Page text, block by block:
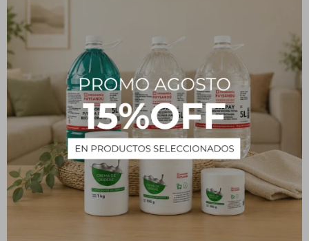
Es indicado específicamente para antes y después de la planchita
así como para proteger de agentes externos como viento, sol y
humedad.
Restaura la estructura natural del cabello. Revitaliza las puntas
quebradizas y florecidas. Resiste altas temperaturas, es ideal para
aplicar antes de usar planchita o secador.
PRODUCTOS QUE TE PUEDEN INTERESAR